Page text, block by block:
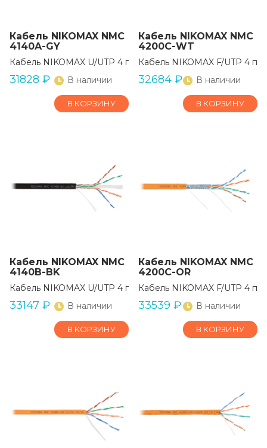
Кабель NIKOMAX NMC
4140A-GY
Кабель NIKOMAX U/UTP 4 пары, Кат.6 (Класс E)
31828 ₽ В наличии
В КОРЗИНУ
Кабель NIKOMAX NMC
4200C-WT
Кабель NIKOMAX F/UTP 4
32684 ₽ В наличии
В КОРЗИНУ
Кабель NIKOMAX NMC
4140B-BK
Кабель NIKOMAX U/UTP 4 пары, Кат.6 (Класс E)
33147 ₽ В наличии
В КОРЗИНУ
Кабель NIKOMAX NMC
4200C-OR
Кабель NIKOMAX F/UTP 4
33539 ₽ В наличии
В КОРЗИНУ